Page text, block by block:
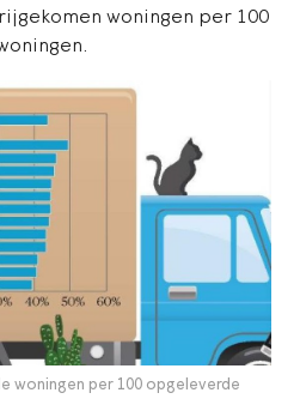
woningen per 100
woningen per 100 opgeleverde